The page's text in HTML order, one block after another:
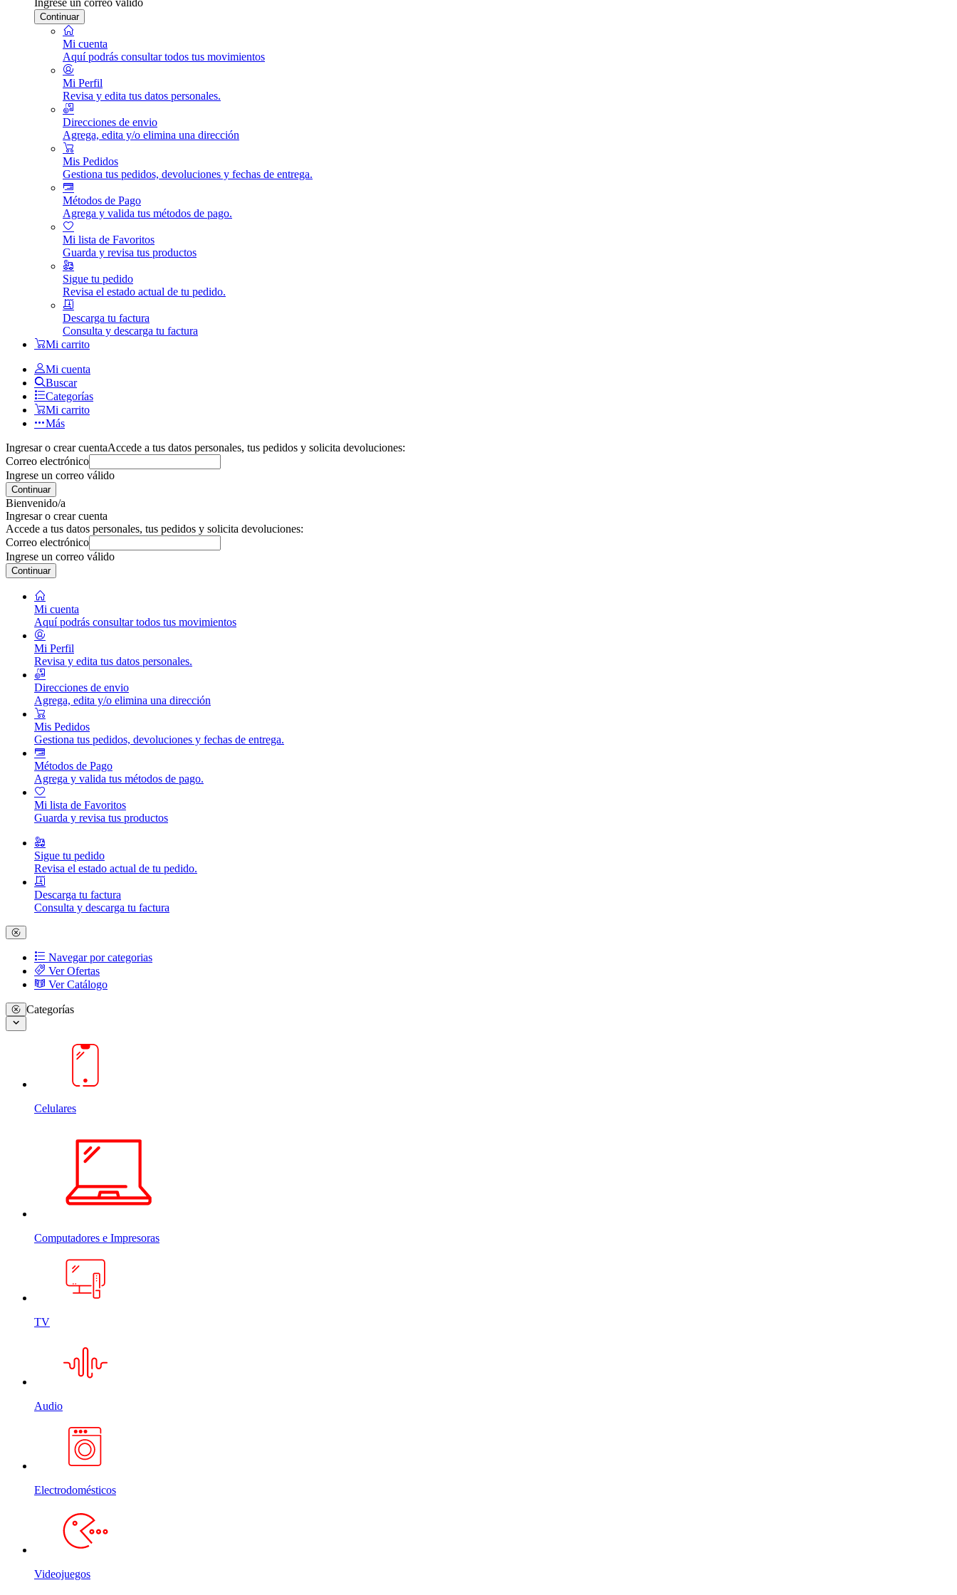
Continuar
Mi cuenta
Aquí podrás consultar todos tus movimientos
Mi Perfil
Revisa y edita tus datos personales.
Direcciones de envio
Agrega, edita y/o elimina una dirección
Mis Pedidos
Gestiona tus pedidos, devoluciones y fechas de entrega.
Métodos de Pago
Agrega y valida tus métodos de pago.
Mi lista de Favoritos
Guarda y revisa tus productos
Sigue tu pedido
Revisa el estado actual de tu pedido.
Descarga tu factura
Consulta y descarga tu factura
Mi carrito
Mi cuenta
Buscar
Categorías
Mi carrito
Más
Ingresar o crear cuentaAccede a tus datos personales, tus pedidos y solicita devoluciones:
Correo electrónico
Ingrese un correo válido
Continuar
Bienvenido/a
Ingresar o crear cuenta
Accede a tus datos personales, tus pedidos y solicita devoluciones:
Correo electrónico
Ingrese un correo válido
Continuar
Mi cuenta
Aquí podrás consultar todos tus movimientos
Mi Perfil
Revisa y edita tus datos personales.
Direcciones de envio
Agrega, edita y/o elimina una dirección
Mis Pedidos
Gestiona tus pedidos, devoluciones y fechas de entrega.
Métodos de Pago
Agrega y valida tus métodos de pago.
Mi lista de Favoritos
Guarda y revisa tus productos
Sigue tu pedido
Revisa el estado actual de tu pedido.
Descarga tu factura
Consulta y descarga tu factura
Navegar por categorias
Ver Ofertas
Ver Catálogo
Categorías
Celulares
Computadores e Impresoras
TV
Audio
Electrodomésticos
Videojuegos